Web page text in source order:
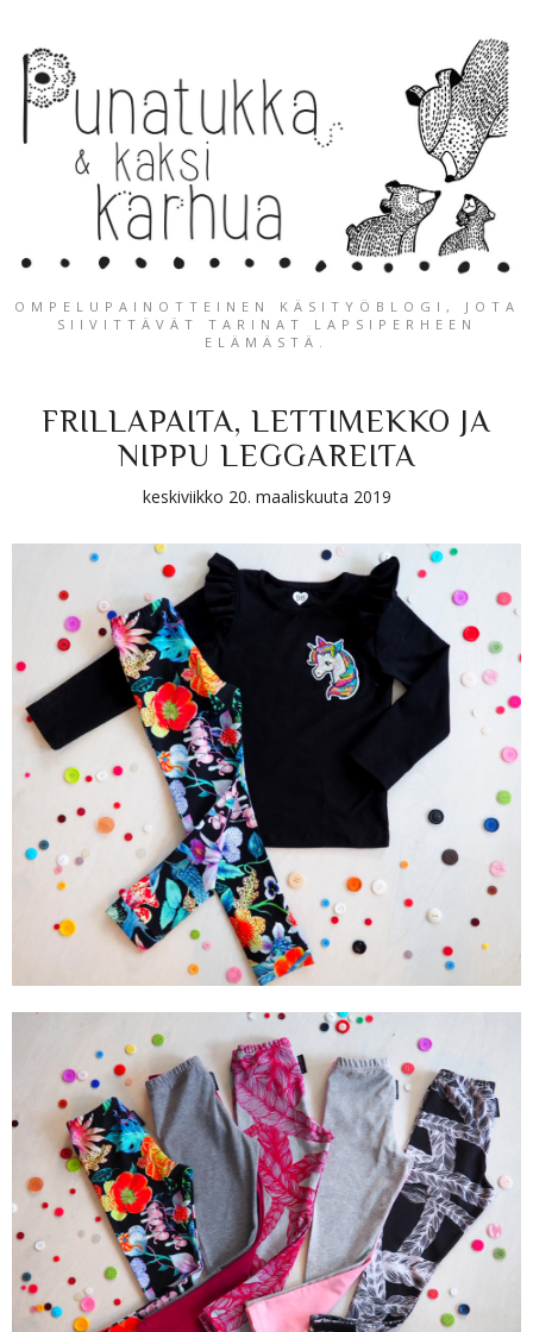
OMPELUPAINOTTEINEN KÄSITYÖBLOGI, JOTA
SIIVITTÄVÄT TARINAT LAPSIPERHEEN
ELÄMÄSTÄ.
FRILLAPAITA, LETTIMEKKO JA
NIPPU LEGGAREITA
keskiviikko 20. maaliskuuta 2019